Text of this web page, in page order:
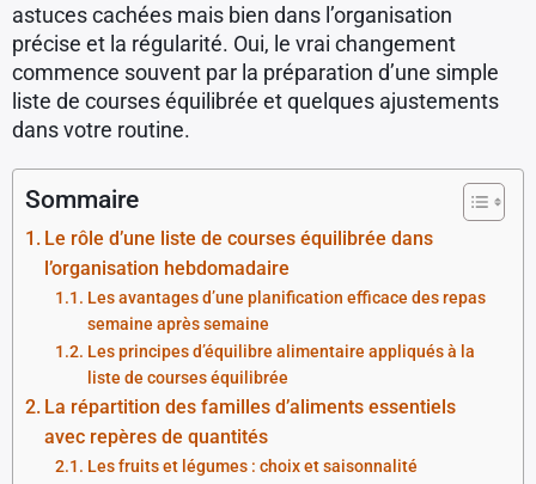
astuces cachées mais bien dans l’organisation
précise et la régularité. Oui, le vrai changement
commence souvent par la préparation d’une simple
liste de courses équilibrée et quelques ajustements
dans votre routine.
Sommaire
Le rôle d’une liste de courses équilibrée dans
l’organisation hebdomadaire
Les avantages d’une planification efficace des repas
semaine après semaine
Les principes d’équilibre alimentaire appliqués à la
liste de courses équilibrée
La répartition des familles d’aliments essentiels
avec repères de quantités
Les fruits et légumes : choix et saisonnalité